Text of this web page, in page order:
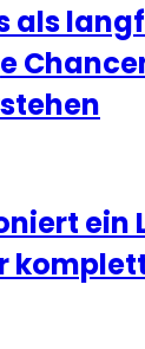
als
ein